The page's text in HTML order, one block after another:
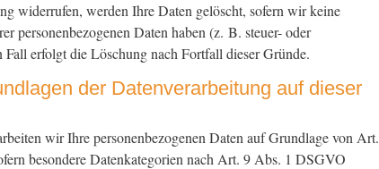
widerrufen, werden Ihre Daten gelöscht, sofern wir keine
personenbezogenen Daten haben (z. B. steuer- oder
erfolgt die Löschung nach Fortfall dieser Gründe.
der Datenverarbeitung auf dieser
wir Ihre personenbezogenen Daten auf Grundlage von Art.
besondere Datenkategorien nach Art. 9 Abs. 1 DSGVO